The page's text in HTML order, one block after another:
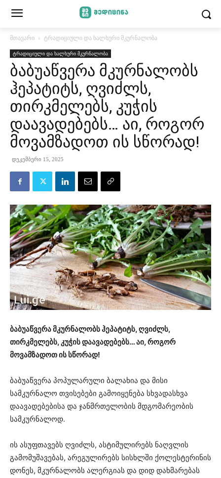
მთავარი ტრადიციული და ხალხური მკურნალობა
ტრადიციული და ხალხური მკურნალობა
ბაბუაწვერა მკურნალობს
ჰეპატიტს, ღვიძლს,
თირკმელებს, კუჭის
დაავადებებს… აი, როგორ
მოვამზადოთ ის სწორად!
დეკემბერი 15, 2025
ბაბუაწვერა მკურნალობს ჰეპატიტს, ღვიძლს,
თირკმელებს, კუჭის დაავადებებს… აი, როგორ
მოვამზადოთ ის სწორად!
ბაბუაწვერა პოპულარული ბალახია და მისი
სამკურნალო თვისებები გამოიყენება სხვადასხვა
დაავადებებისა და ჯანმრთელობის მდგომარეობის
სამკურნალოდ.
ის ასუფთავებს ღვიძლს, ასტიმულირებს ნაღვლის
გამომუშავებას, არეგულირებს სისხლში ქოლესტერინის
დონეს, მკურნალობს ალერგიას და დიდ დახმარებას